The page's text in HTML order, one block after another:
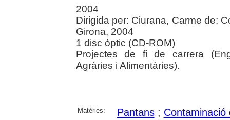
2004
Dirigida per: Ciurana, Carme de;
Girona, 2004
1 disc òptic (CD-ROM)
Projectes de fi de carrera
Agràries i Alimentàries).
Matèries: Pantans; Contaminació